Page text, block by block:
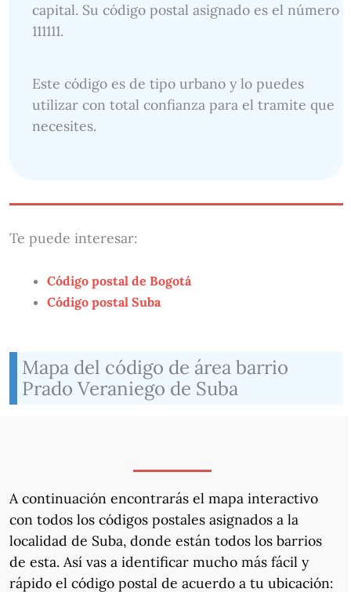
capital. Su código postal asignado es el número
111111.
Este código es de tipo urbano y lo puedes
utilizar con total confianza para el tramite que
necesites.
Te puede interesar:
Código postal de Bogotá
Código postal Suba
Mapa del código de área barrio
Prado Veraniego de Suba
A continuación encontrarás el mapa interactivo
con todos los códigos postales asignados a la
localidad de Suba, donde están todos los barrios
de esta. Así vas a identificar mucho más fácil y
rápido el código postal de acuerdo a tu ubicación: